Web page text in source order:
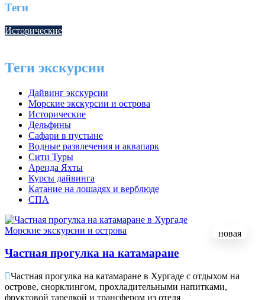
Теги
Исторические
Теги экскурсии
Дайвинг экскурсии
Морские экскурсии и острова
Исторические
Дельфины
Сафари в пустыне
Водные развлечения и аквапарк
Сити Туры
Аренда Яхты
Курсы дайвинга
Катание на лошадях и верблюде
СПА
новая
Морские экскурсии и острова
Частная прогулка на катамаране
Частная прогулка на катамаране в Хургаде с отдыхом на
острове, снорклингом, прохладительными напитками,
фруктовой тарелкой и трансфером из отеля